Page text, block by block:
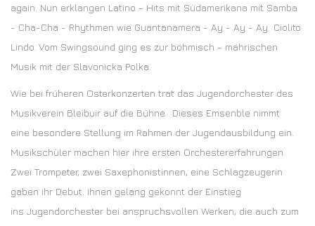
again. Nun erklangen Latino - Hits mit Südamerikana mit Samba
- Cha-Cha - Rhythmen wie Guantanamera - Ay - Ay - Ay Ciolito
Lindo. Vom Swingsound ging es zur böhmisch - mährischen
Musik mit der Slavonicka Polka.
Wie bei früheren Osterkonzerten trat das Jugendorchester des
Musikverein Bleibuir auf die Bühne. Dieses Emsenble nimmt
eine besondere Stellung im Rahmen der Jugendausbildung ein.
Musikschüler machen hier ihre ersten Orchestererfahrungen.
Zwei Trompeter, zwei Saxephonistinnen, eine Schlagzeugerin
gaben ihr Debut. Ihnen gelang gekonnt der Einstieg
ins Jugendorchester bei anspruchsvollen Werken, die auch zum